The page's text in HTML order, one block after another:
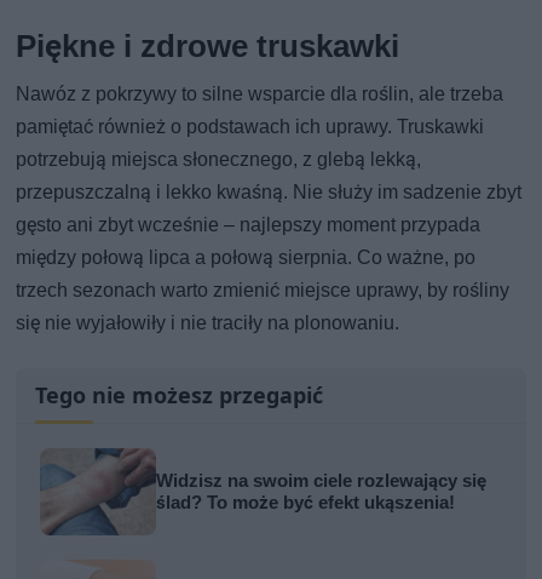
Piękne i zdrowe truskawki
Nawóz z pokrzywy to silne wsparcie dla roślin, ale trzeba
pamiętać również o podstawach ich uprawy. Truskawki
potrzebują miejsca słonecznego, z glebą lekką,
przepuszczalną i lekko kwaśną. Nie służy im sadzenie zbyt
gęsto ani zbyt wcześnie – najlepszy moment przypada
między połową lipca a połową sierpnia. Co ważne, po
trzech sezonach warto zmienić miejsce uprawy, by rośliny
się nie wyjałowiły i nie traciły na plonowaniu.
Tego nie możesz przegapić
Widzisz na swoim ciele rozlewający się
ślad? To może być efekt ukąszenia!